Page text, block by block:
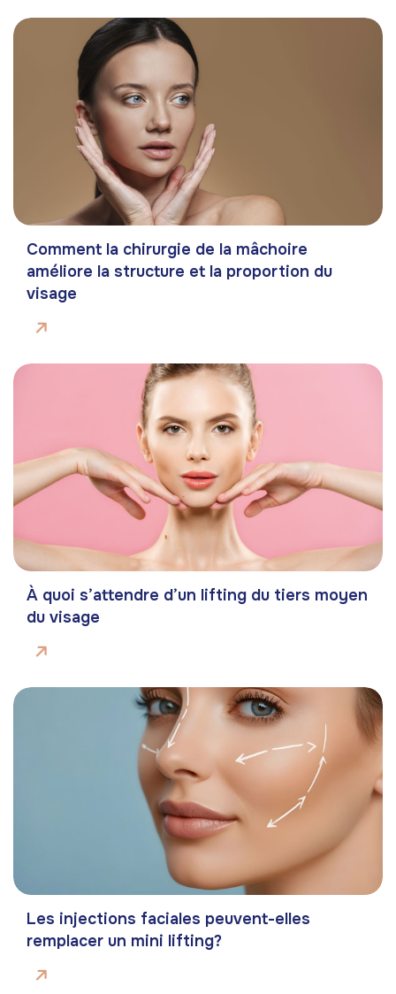
Comment la chirurgie de la mâchoire
améliore la structure et la proportion du
visage
À quoi s’attendre d’un lifting du tiers moyen
du visage
Les injections faciales peuvent-elles
remplacer un mini lifting?